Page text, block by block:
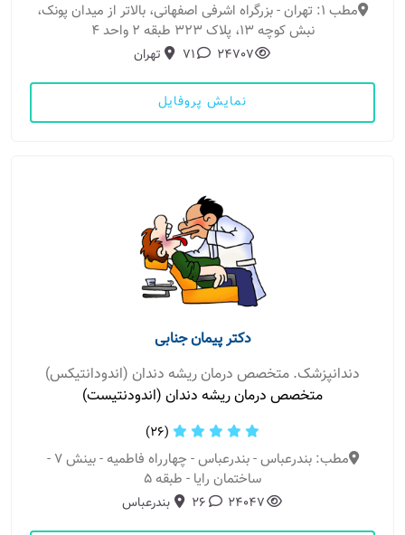
مطب 1: تهران - بزرگراه اشرفی اصفهانی، بالاتر از میدان پونک،
نبش کوچه 13، پلاک 323 طبقه 2 واحد 4
24707
71 تهران
نمایش پروفایل
دکتر پیمان جنابی
دندانپزشک. متخصص درمان ریشه دندان (اندودانتیکس)
متخصص درمان ریشه دندان (اندودنتیست)
(26)
مطب: بندرعباس - بندرعباس - چهارراه فاطمیه - بینش 7 -
ساختمان رایا - طبقه 5
24047
26 بندرعباس